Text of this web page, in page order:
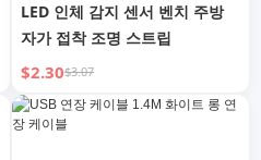
LED 인체 감지 센서 벤치 주방
자가 접착 조명 스트립
$2.30$3.07